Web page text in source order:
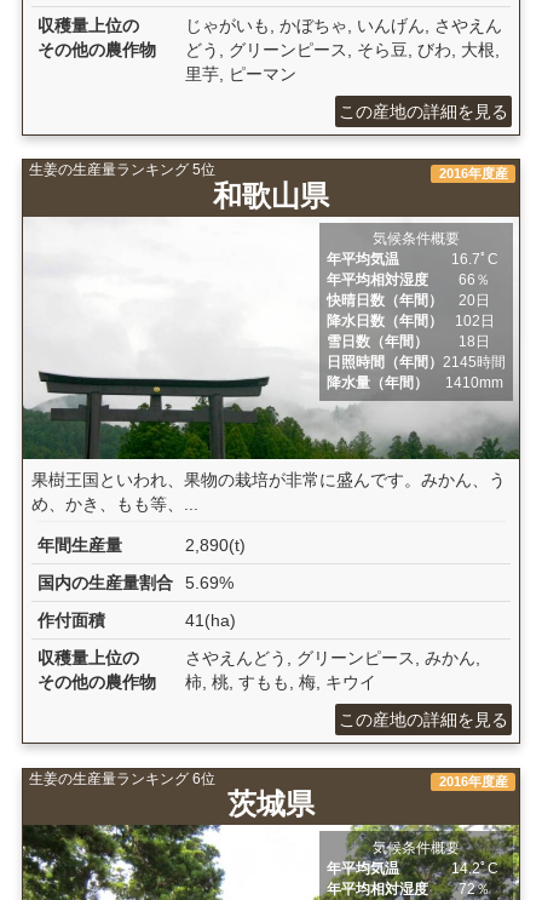
収穫量上位の
その他の農作物
じゃがいも, かぼちゃ, いんげん, さやえん
どう, グリーンピース, そら豆, びわ, 大根,
里芋, ピーマン
この産地の詳細を見る
生姜の生産量ランキング 5位
和歌山県
2016年度産
気候条件概要
年平均気温
16.7ﾟC
年平均相対湿度
66％
快晴日数（年間）
20日
降水日数（年間）
102日
雪日数（年間）
18日
日照時間（年間）2145時間
降水量（年間）
1410mm
果樹王国といわれ、果物の栽培が非常に盛んです。みかん、う
め、かき、もも等、...
年間生産量
2,890(t)
国内の生産量割合
5.69%
作付面積
41(ha)
収穫量上位の
その他の農作物
さやえんどう, グリーンピース, みかん,
柿, 桃, すもも, 梅, キウイ
この産地の詳細を見る
生姜の生産量ランキング 6位
茨城県
2016年度産
気候条件概要
年平均気温
14.2ﾟC
年平均相対湿度
72％